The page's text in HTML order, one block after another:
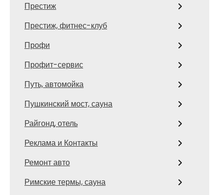
Престиж
Престиж, фитнес-клуб
Профи
Профит-сервис
Путь, автомойка
Пушкинский мост, сауна
Райгонд, отель
Реклама и Контакты
Ремонт авто
Римские термы, сауна